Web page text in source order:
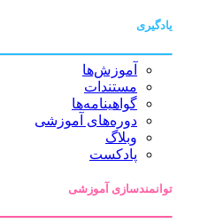
یادگیری
آموزش‌ها
مستندات
گواهینامه‌ها
دوره‌های آموزشی
وبلاگ
پادکست
توانمندسازی آموزشی